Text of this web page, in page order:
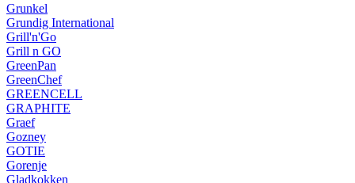
Grunkel
Grundig International
Grill'n'Go
Grill n GO
GreenPan
GreenChef
GREENCELL
GRAPHITE
Graef
Gozney
GOTIE
Gorenje
Gladkokken